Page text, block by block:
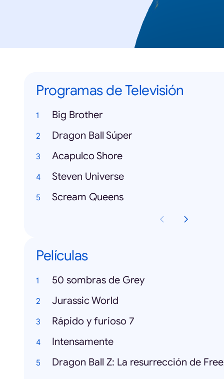
Programas de Televisión
Big Brother
Dragon Ball Súper
Acapulco Shore
Steven Universe
Scream Queens
Películas
50 sombras de Grey
Jurassic World
Rápido y furioso 7
Intensamente
Dragon Ball Z: La resurrección de